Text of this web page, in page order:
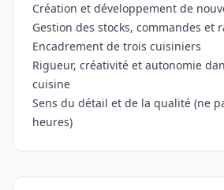
Création et développement de
Gestion des stocks, commandes et
Encadrement de trois cuisiniers
Rigueur, créativité et autonomie
cuisine
Sens du détail et de la qualité (ne